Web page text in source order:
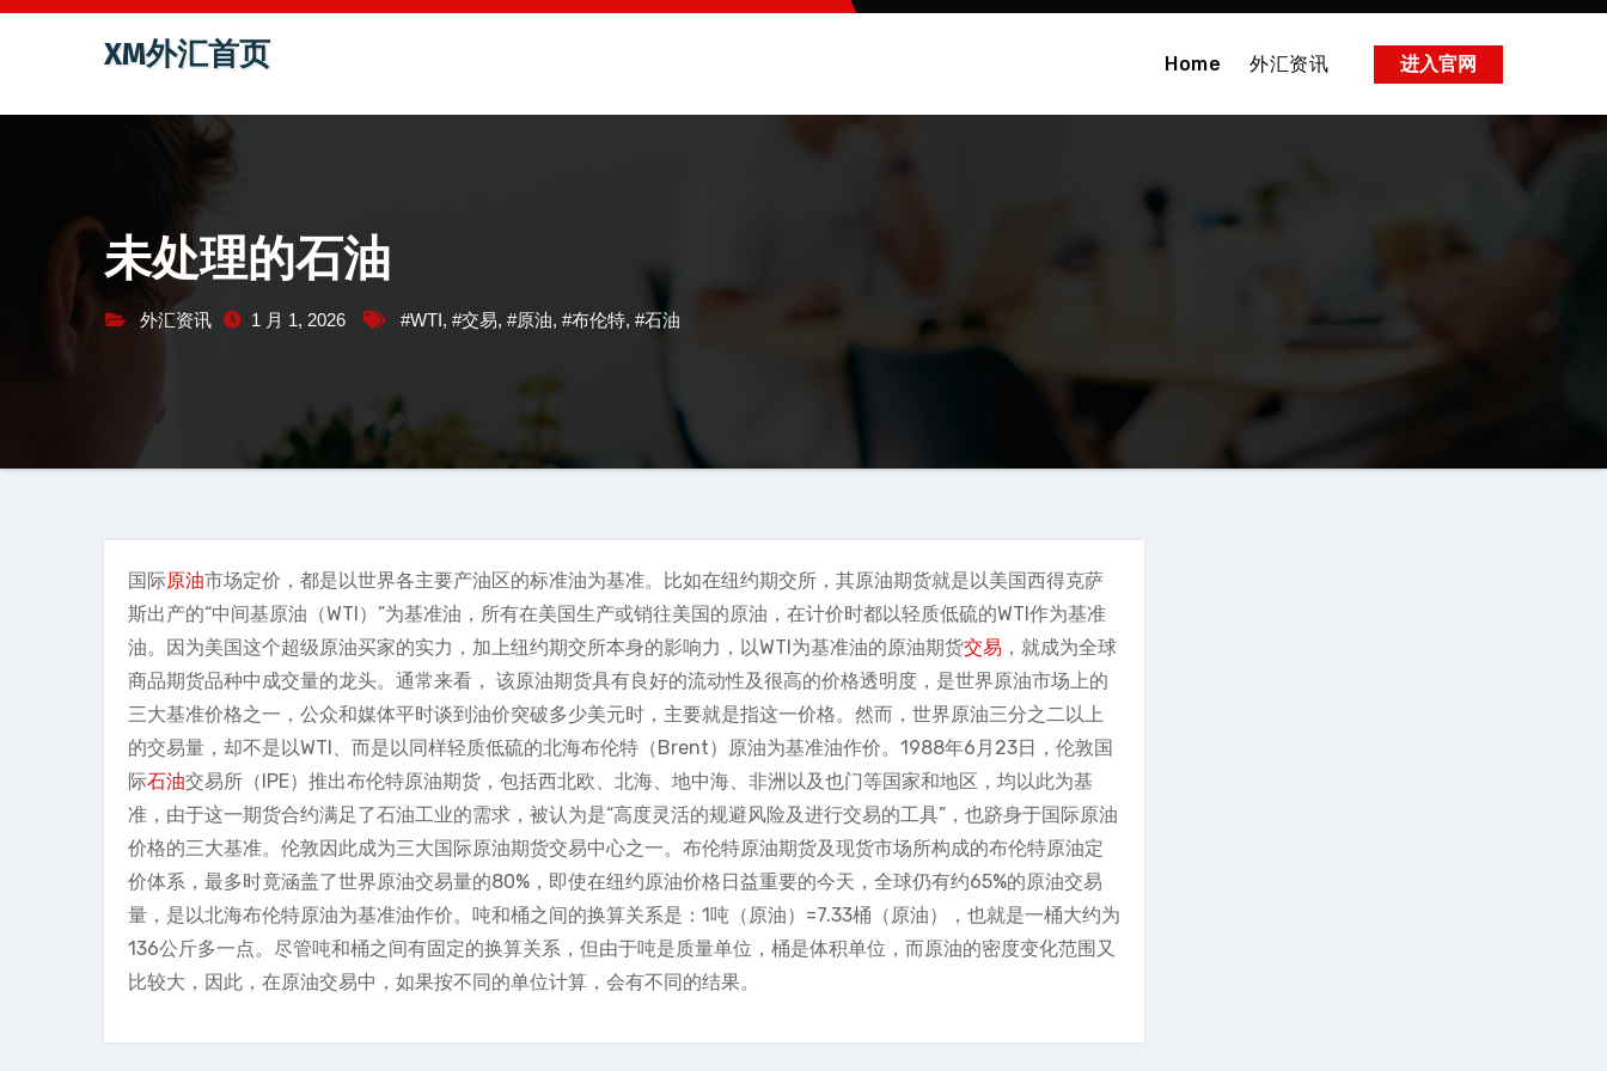
跳
容
XM外汇首页 Home 外汇资讯 进入官网
未处理的石油
外汇资讯 1 月 1, 2026 #WTI, #交易, #原油, #布伦特, #石油
国际原油市场定价，都是以世界各主要产油区的标准油为基准。比如在纽约期交所，其原油期货就是以美国西得克萨
斯出产的“中间基原油（WTI）”为基准油，所有在美国生产或销往美国的原油，在计价时都以轻质低硫的WTI作为基准
油。因为美国这个超级原油买家的实力，加上纽约期交所本身的影响力，以WTI为基准油的原油期货交易 ，就成为全球
商品期货品种中成交量的龙头。通常来看， 该原油期货具有良好的流动性及很高的价格透明度，是世界原油市场上的
三大基准价格之一，公众和媒体平时谈到油价突破多少美元时，主要就是指这一价格。然而，世界原油三分之二以上
的交易量，却不是以WTI、而是以同样轻质低硫的北海布伦特（Brent）原油为基准油作价。1988年6月23日，伦敦国
际石油交易所（IPE）推出布伦特原油期货，包括西北欧、北海、地中海、非洲以及也门等国家和地区，均以此为基
准，由于这一期货合约满足了石油工业的需求，被认为是“高度灵活的规避风险及进行交易的工具”，也跻身于国际原油
价格的三大基准。伦敦因此成为三大国际原油期货交易中心之一。布伦特原油期货及现货市场所构成的布伦特原油定
价体系，最多时竟涵盖了世界原油交易量的80%，即使在纽约原油价格日益重要的今天，全球仍有约65%的原油交易
量，是以北海布伦特原油为基准油作价。吨和桶之间的换算关系是：1吨（原油）=7.33桶（原油），也就是一桶大约为
136公斤多一点。尽管吨和桶之间有固定的换算关系，但由于吨是质量单位，桶是体积单位，而原油的密度变化范围又
比较大，因此，在原油交易中，如果按不同的单位计算，会有不同的结果。